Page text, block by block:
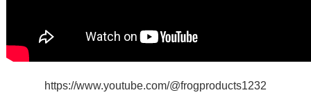
https://www.youtube.com/@frogproducts1232